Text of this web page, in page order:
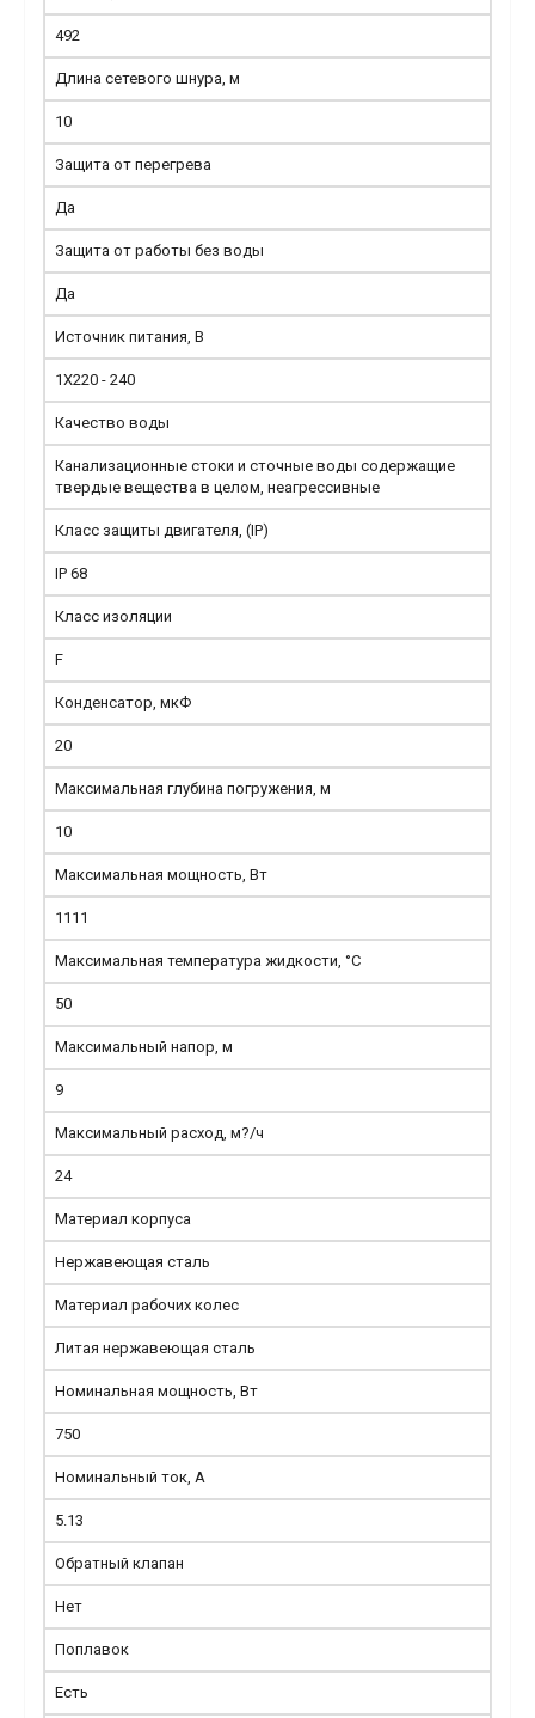
492
Длина сетевого шнура, м
10
Защита от перегрева
Да
Защита от работы без воды
Да
Источник питания, В
1X220 - 240
Качество воды
Канализационные стоки и сточные воды содержащие
твердые вещества в целом, неагрессивные
Класс защиты двигателя, (IP)
IP 68
Класс изоляции
F
Конденсатор, мкФ
20
Максимальная глубина погружения, м
10
Максимальная мощность, Вт
1111
Максимальная температура жидкости, °С
50
Максимальный напор, м
9
Максимальный расход, м?/ч
24
Материал корпуса
Нержавеющая сталь
Материал рабочих колес
Литая нержавеющая сталь
Номинальная мощность, Вт
750
Номинальный ток, А
5.13
Обратный клапан
Нет
Поплавок
Есть